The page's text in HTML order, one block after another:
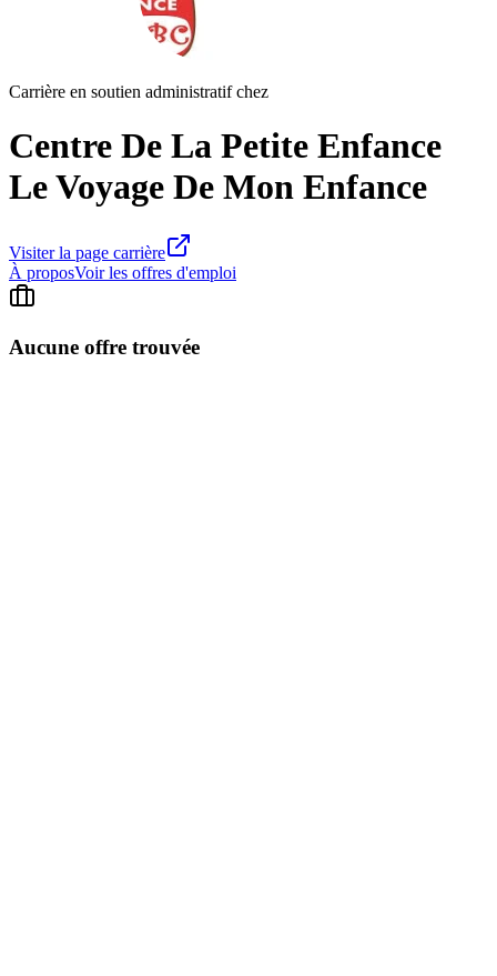
Carrière en soutien administratif chez
Centre De La Petite Enfance
Le Voyage De Mon Enfance
Visiter la page carrière
À proposVoir les offres d'emploi
Aucune offre trouvée